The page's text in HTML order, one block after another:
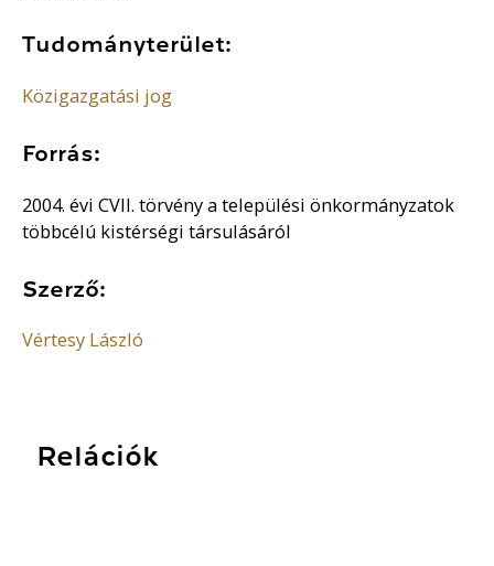
Tudományterület:
Közigazgatási jog
Forrás:
2004. évi CVII. törvény a települési önkormányzatok
többcélú kistérségi társulásáról
Szerző:
Vértesy László
Relációk